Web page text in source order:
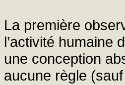
La première
l’activité humaine
une conception
aucune règle